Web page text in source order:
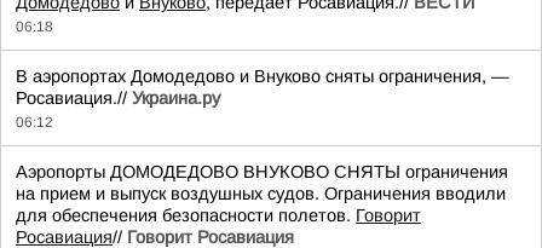
06:18
В аэропортах Домодедово и Внуково сняты ограничения, —
Росавиация.// Украина.ру
06:12
Аэропорты ДОМОДЕДОВО ВНУКОВО СНЯТЫ ограничения
на прием и выпуск воздушных судов. Ограничения вводили
для обеспечения безопасности полетов. Говорит
Росавиация// Говорит Росавиация